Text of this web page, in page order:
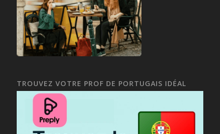
TROUVEZ VOTRE PROF DE PORTUGAIS IDÉAL